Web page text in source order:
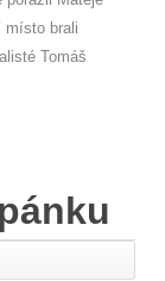
místo brali
Tomáš